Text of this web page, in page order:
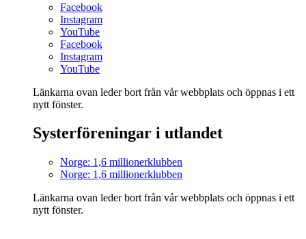
Facebook
Instagram
YouTube
Facebook
Instagram
YouTube
Länkarna ovan leder bort från vår webbplats och öppnas i ett
nytt fönster.
Systerföreningar i utlandet
Norge: 1,6 millionerklubben
Norge: 1,6 millionerklubben
Länkarna ovan leder bort från vår webbplats och öppnas i ett
nytt fönster.